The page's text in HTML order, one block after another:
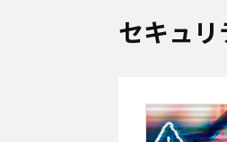
セキュ